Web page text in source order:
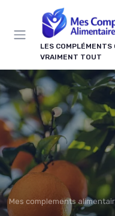
LES COMPLÉMENTS
VRAIMENT TOUT
Mes complements
Panneau de gestion des